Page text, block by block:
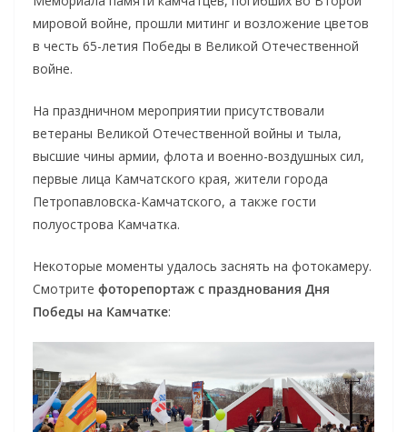
мировой войне, прошли митинг и возложение цветов
в честь 65-летия Победы в Великой Отечественной
войне.
На праздничном мероприятии присутствовали
ветераны Великой Отечественной войны и тыла,
высшие чины армии, флота и военно-воздушных сил,
первые лица Камчатского края, жители города
Петропавловска-Камчатского, а также гости
полуострова Камчатка.
Некоторые моменты удалось заснять на фотокамеру.
Смотрите фоторепортаж с празднования Дня
Победы на Камчатке: